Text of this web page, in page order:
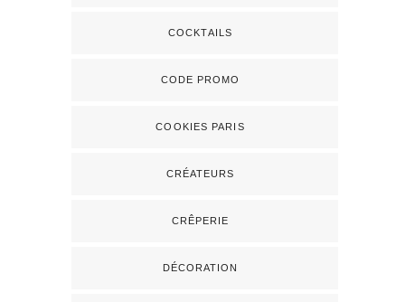
COCKTAILS
CODE PROMO
COOKIES PARIS
CRÉATEURS
CRÊPERIE
DÉCORATION